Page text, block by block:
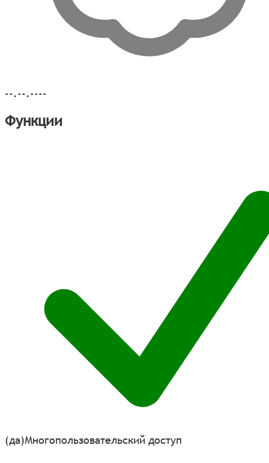
--.--.----
Функции
(да)Многопользовательский доступ